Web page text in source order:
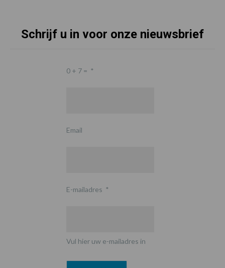
Schrijf u in voor onze nieuwsbrief
0 + 7 = *
Email
E-mailadres *
Vul hier uw e-mailadres in